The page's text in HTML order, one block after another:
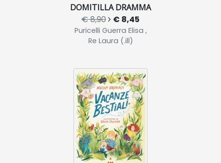
DOMITILLA DRAMMA
€ 8,90 € 8,45
Puricelli Guerra Elisa ,
Re Laura (.ill)